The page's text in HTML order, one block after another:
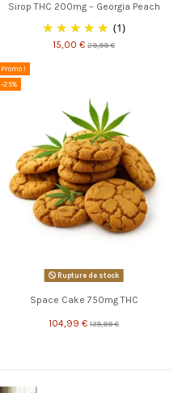
Sirop THC 200mg – Georgia Peach
(1)
15,00 € 29,99 €
Promo !
-25%
Rupture de stock
Space Cake 750mg THC
104,99 € 139,99 €